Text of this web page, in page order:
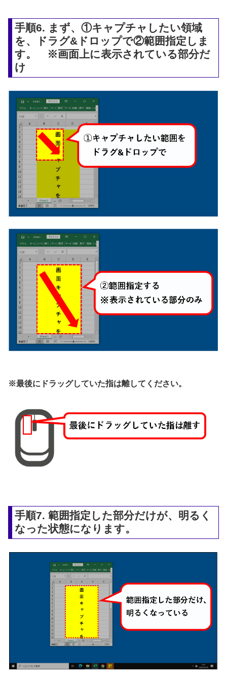
手順6. まず、①キャプチャしたい領域
を、ドラグ&ドロップで②範囲指定しま
す。 ※画面上に表示されている部分だ
け
※最後にドラッグしていた指は離してください。
手順7. 範囲指定した部分だけが、明るく
なった状態になります。